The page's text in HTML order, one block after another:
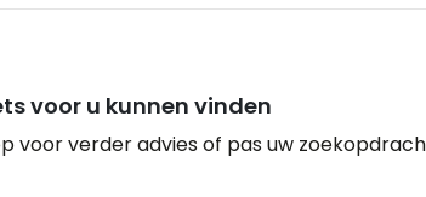
voor u kunnen vinden
voor verder advies of pas uw